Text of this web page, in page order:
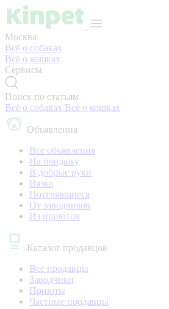
Москва
Всё о собаках
Всё о кошках
Сервисы
Поиск по статьям
Всё о собаках Всё о кошках
Объявления
Все объявления
На продажу
В добрые руки
Вязка
Потерявшиеся
От заводчиков
Из приютов
Каталог продавцов
Все продавцы
Заводчики
Приюты
Частные продавцы